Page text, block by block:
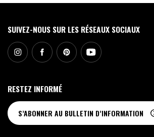
SUIVEZ-NOUS SUR LES RÉSEAUX SOCIAUX
RESTEZ INFORMÉ
S’ABONNER AU BULLETIN D’INFORMATION